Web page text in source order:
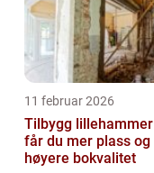
11 februar 2026
Tilbygg lillehammer slik
får du mer plass og
høyere bokvalitet